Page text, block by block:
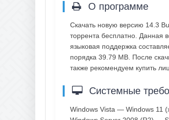
О программе
Скачать новую версию 14.3
торрента бесплатно. Данная
языковая поддержка
порядка 39.79 MB. После
также рекомендуем купить
Системные
Windows Vista — Windows 11